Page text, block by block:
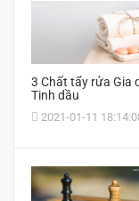
3 Chất tẩy rửa Gia
Tinh dầu
2021-01-11